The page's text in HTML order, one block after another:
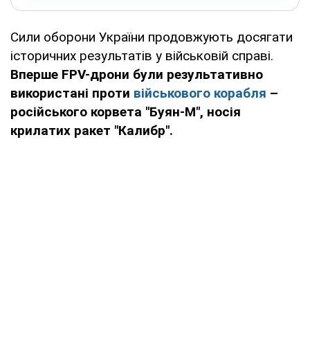
Сили оборони України продовжують досягати
історичних результатів у військовій справі.
Вперше FPV-дрони були результативно
використані проти військового корабля –
російського корвета "Буян-М", носія
крилатих ракет "Калибр".